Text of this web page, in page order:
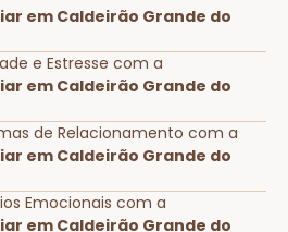
em Caldeirão Grande do
e Estresse com a
em Caldeirão Grande do
de Relacionamento com a
em Caldeirão Grande do
Emocionais com a
em Caldeirão Grande do